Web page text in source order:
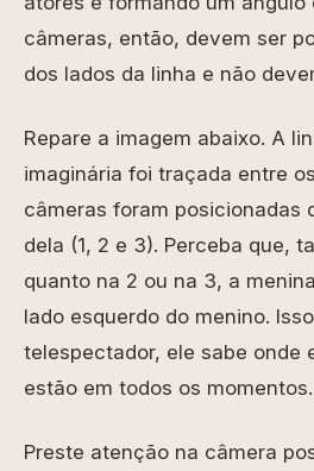
câmeras, então, devem ser
dos lados da linha e não
Repare a imagem abaixo. A
imaginária foi traçada entre
câmeras foram posicionadas
dela (1, 2 e 3). Perceba que,
quanto na 2 ou na 3, a
lado esquerdo do menino.
telespectador, ele sabe onde
estão em todos os momentos.
Preste atenção na câmera